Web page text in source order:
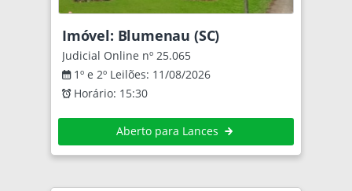
Imóvel: Blumenau (SC)
Judicial Online nº 25.065
1º e 2º Leilões: 11/08/2026
Horário: 15:30
Aberto para Lances